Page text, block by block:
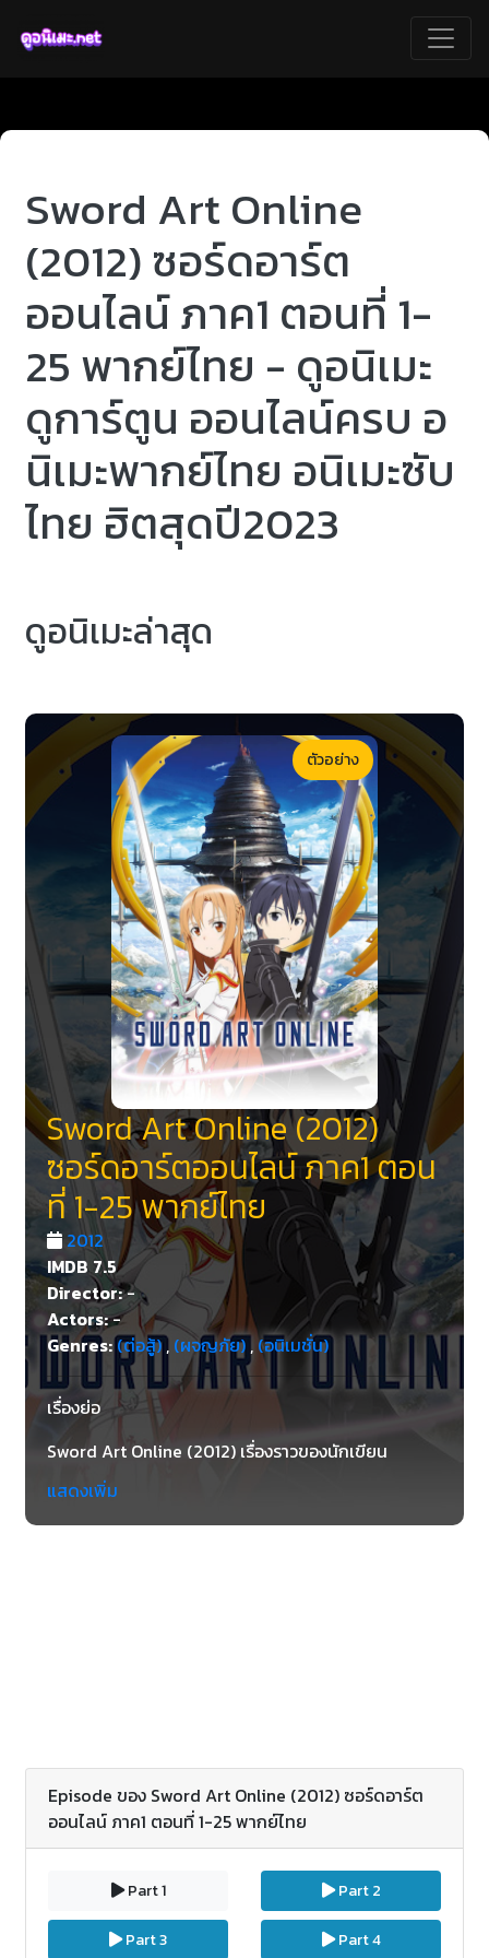
Sword Art Online
(2012) ซอร์ดอาร์ต
ออนไลน์ ภาค1 ตอนที่ 1-
25 พากย์ไทย - ดูอนิเมะ
ดูการ์ตูน ออนไลน์ครบ อ
นิเมะพากย์ไทย อนิเมะซับ
ไทย ฮิตสุดปี2023
ดูอนิเมะล่าสุด
ตัวอย่าง
Sword Art Online (2012)
ซอร์ดอาร์ตออนไลน์ ภาค1 ตอน
ที่ 1-25 พากย์ไทย
2012
IMDB 7.5
Director:-
Actors:-
Genres:(ต่อสู้), (ผจญภัย) , (อนิเมชั่น)
เรื่องย่อ
Sword Art Online (2012) เรื่องราวของนักเขียน
โปรแกรมอัจฉริยะ ที่มีชื่อว่า คิริงายะ คาสึโตะ เขาได้ร่วม
เล่น เกมเปรียบเสมือนจริงที่มีชื่อว่า Sword Art Online
หรือ SAO ซึ่งเมื่อเขาเล่นเกมส์ จะต้อง พบว่าตัวเองไม่
ตาย!!! ติดตามดูรวมทั้งร่วมลุ้นไปกับคาสึโตะได้ใน Sword
Art Online
แสดงเพิ่ม
Episode ของ Sword Art Online (2012) ซอร์ดอาร์ต
ออนไลน์ ภาค1 ตอนที่ 1-25 พากย์ไทย
Part 1 Part 2
Part 3 Part 4